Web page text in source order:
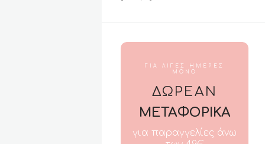
ΓΙΑ ΛΙΓΕΣ ΗΜΕΡΕΣ
ΜΟΝΟ
ΔΩΡΕΑΝ
ΜΕΤΑΦΟΡΙΚΑ
για παραγγελίες άνω